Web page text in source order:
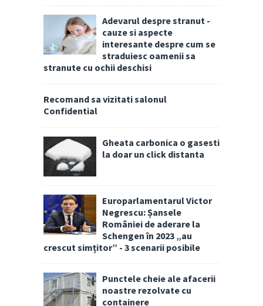
Adevarul despre stranut -
cauze si aspecte
interesante despre cum se
straduiesc oamenii sa
stranute cu ochii deschisi
Recomand sa vizitati salonul
Confidential
Gheata carbonica o gasesti
la doar un click distanta
Europarlamentarul Victor
Negrescu: Șansele
României de aderare la
Schengen în 2023 „au
crescut simțitor” - 3 scenarii posibile
Punctele cheie ale afacerii
noastre rezolvate cu
containere